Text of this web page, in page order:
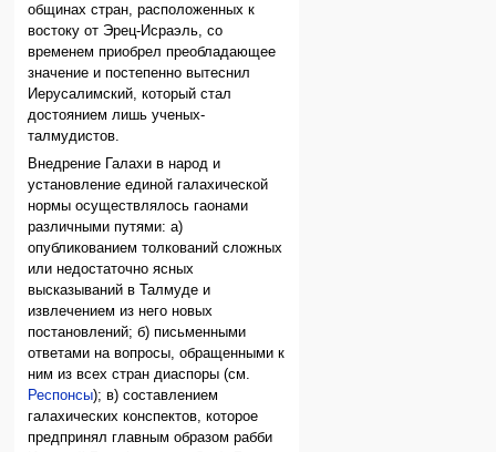
общинах стран, расположенных к
востоку от Эрец-Исраэль, со
временем приобрел преобладающее
значение и постепенно вытеснил
Иерусалимский, который стал
достоянием лишь ученых-
талмудистов.
Внедрение Галахи в народ и
установление единой галахической
нормы осуществлялось гаонами
различными путями: а)
опубликованием толкований сложных
или недостаточно ясных
высказываний в Талмуде и
извлечением из него новых
постановлений; б) письменными
ответами на вопросы, обращенными к
ним из всех стран диаспоры (см.
Респонсы); в) составлением
галахических конспектов, которое
предпринял главным образом рабби